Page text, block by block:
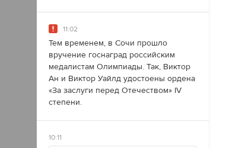
11:02
Тем временем, в Сочи прошло
вручение госнаград российским
медалистам Олимпиады. Так, Виктор
Ан и Виктор Уайлд удостоены ордена
«За заслуги перед Отечеством» IV
степени.
10:11